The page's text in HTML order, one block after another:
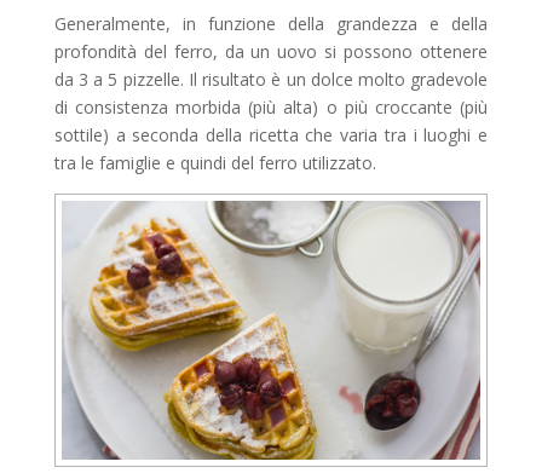
Generalmente, in funzione della grandezza e della
profondità del ferro, da un uovo si possono ottenere
da 3 a 5 pizzelle. Il risultato è un dolce molto gradevole
di consistenza morbida (più alta) o più croccante (più
sottile) a seconda della ricetta che varia tra i luoghi e
tra le famiglie e quindi del ferro utilizzato.